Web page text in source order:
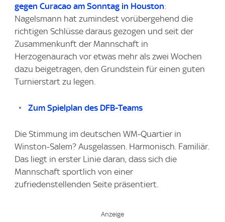
gegen Curacao am Sonntag in Houston:
Nagelsmann hat zumindest vorübergehend die
richtigen Schlüsse daraus gezogen und seit der
Zusammenkunft der Mannschaft in
Herzogenaurach vor etwas mehr als zwei Wochen
dazu beigetragen, den Grundstein für einen guten
Turnierstart zu legen.
Zum Spielplan des DFB-Teams
Die Stimmung im deutschen WM-Quartier in
Winston-Salem? Ausgelassen. Harmonisch. Familiär.
Das liegt in erster Linie daran, dass sich die
Mannschaft sportlich von einer
zufriedenstellenden Seite präsentiert.